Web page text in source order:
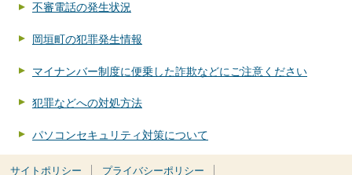
不審電話の発生状況
岡垣町の犯罪発生情報
マイナンバー制度に便乗した詐欺などにご注意ください
犯罪などへの対処方法
パソコンセキュリティ対策について
サイトポリシー プライバシーポリシー